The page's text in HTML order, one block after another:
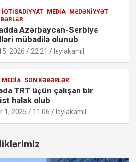
İQTISADIYYAT MEDIA MƏDƏNIYYƏT
Azərbaycan-Serbiya
mübadilə olunub
2026 / 22:21 leylakamil
MEDIA SON XƏBƏRLƏR
TRT üçün çalışan bir
həlak olub
1, 2025 / 11:06 leylakamil